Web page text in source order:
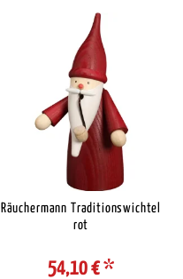
Räuchermann Traditionswichtel
rot
54,10 €*